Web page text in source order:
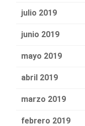
julio 2019
junio 2019
mayo 2019
abril 2019
marzo 2019
febrero 2019